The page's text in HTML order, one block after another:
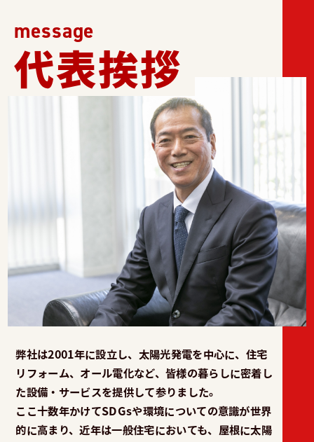
message
代表挨拶
弊社は2001年に設立し、太陽光発電を中心に、住宅
リフォーム、オール電化など、皆様の暮らしに密着し
た設備・サービスを提供して参りました。
ここ十数年かけてSDGsや環境についての意識が世界
的に高まり、近年は一般住宅においても、屋根に太陽